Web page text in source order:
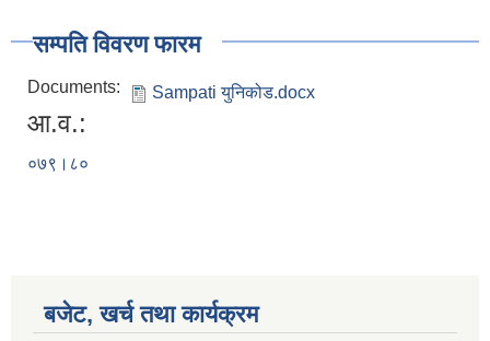
सम्पति विवरण फारम
Documents: Sampati युनिकोड.docx
आ.व.:
०७९।८०
बजेट, खर्च तथा कार्यक्रम